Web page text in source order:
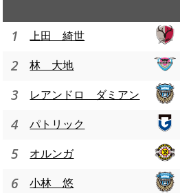
1 上田 綺世
2 林 大地
3 レアンドロ ダミアン
4 パトリック
5 オルンガ
6 小林 悠